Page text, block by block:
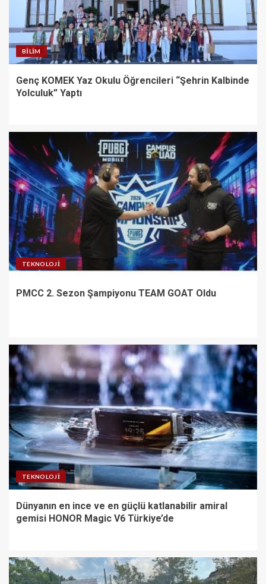
BILIM
Genç KOMEK Yaz Okulu Öğrencileri “Şehrin Kalbinde
Yolculuk” Yaptı
TEKNOLOJI
PMCC 2. Sezon Şampiyonu TEAM GOAT Oldu
TEKNOLOJI
Dünyanın en ince ve en güçlü katlanabilir amiral
gemisi HONOR Magic V6 Türkiye’de